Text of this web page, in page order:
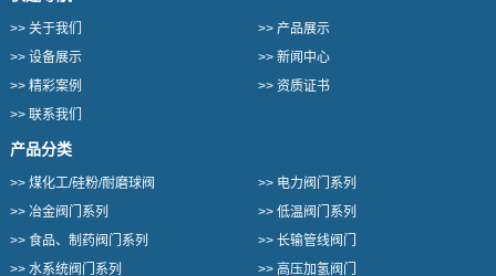
>> 关于我们 >> 产品展示
>> 设备展示 >> 新闻中心
>> 精彩案例 >> 资质证书
>> 联系我们
产品分类
>> 煤化工/硅粉/耐磨球阀 >> 电力阀门系列
>> 冶金阀门系列 >> 低温阀门系列
>> 食品、制药阀门系列 >> 长输管线阀门
>> 水系统阀门系列 >> 高压加氢阀门